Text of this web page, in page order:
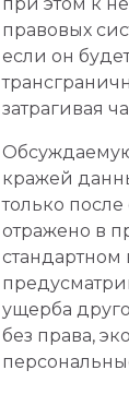
правовых
если он
затрагивая
кражей
только
отражено в
стандартном
ущерба
без права,